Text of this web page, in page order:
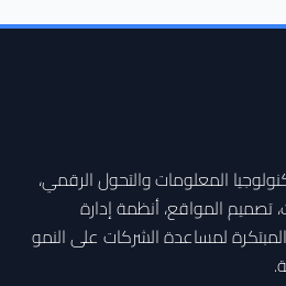
المعلومات والتحول الرقمي،
تصميم المواقع، أنظمة إدارة
لمساعدة الشركات على النمو